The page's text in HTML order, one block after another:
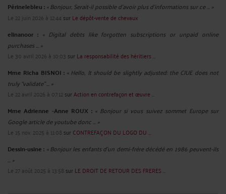
Périnelebleu :« Bonjour, Serait-il possible d'avoir plus d'informations sur ce ... »
Le 22 juin 2026 à 12:44 sur Le dépôt-vente de chevaux
elinanoor : « Digital debts like forgotten subscriptions or unpaid online
purchases ... »
Le 30 avril 2026 à 10:03 sur La responsabilité des héritiers ...
Mme Richa BISNOI : « Hello, It should be slightly adjusted: the CJUE does not
truly “validate” ... »
Le 22 avril 2026 à 07:12surAction en contrefaçon et œuvre ...
Mme Adrienne -Anne ROUX : « Bonjour si vous suivez sommet Europe sur
Google article de youtube donc ... »
Le 15 nov. 2025 à 11:08 sur CONTREFAÇON DU LOGO DU ...
Dessin-usine : « Bonjour les enfants d'un demi-frère décédé en 1986 peuvent-ils
... »
Le 27 août 2025 à 13:58 sur LE DROIT DE RETOUR DES FRERES ...